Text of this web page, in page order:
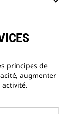
principes de
augmenter